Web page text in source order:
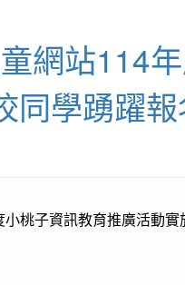
網站114
同學踴躍
桃子資訊教育推廣活動